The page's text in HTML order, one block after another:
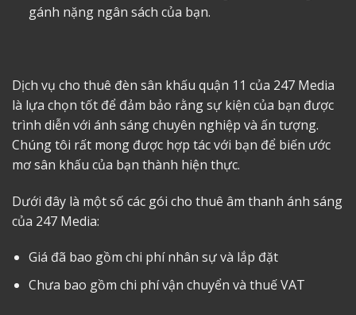
gánh nặng ngân sách của bạn.
Dịch vụ cho thuê đèn sân khấu quận 11 của 247 Media
là lựa chọn tốt để đảm bảo rằng sự kiện của bạn được
trình diễn với ánh sáng chuyên nghiệp và ấn tượng.
Chúng tôi rất mong được hợp tác với bạn để biến ước
mơ sân khấu của bạn thành hiện thực.
Dưới đây là một số các gói cho thuê âm thanh ánh sáng
của 247 Media:
Giá đã bao gồm chi phí nhân sự và lắp đặt
Chưa bao gồm chi phí vận chuyển và thuế VAT